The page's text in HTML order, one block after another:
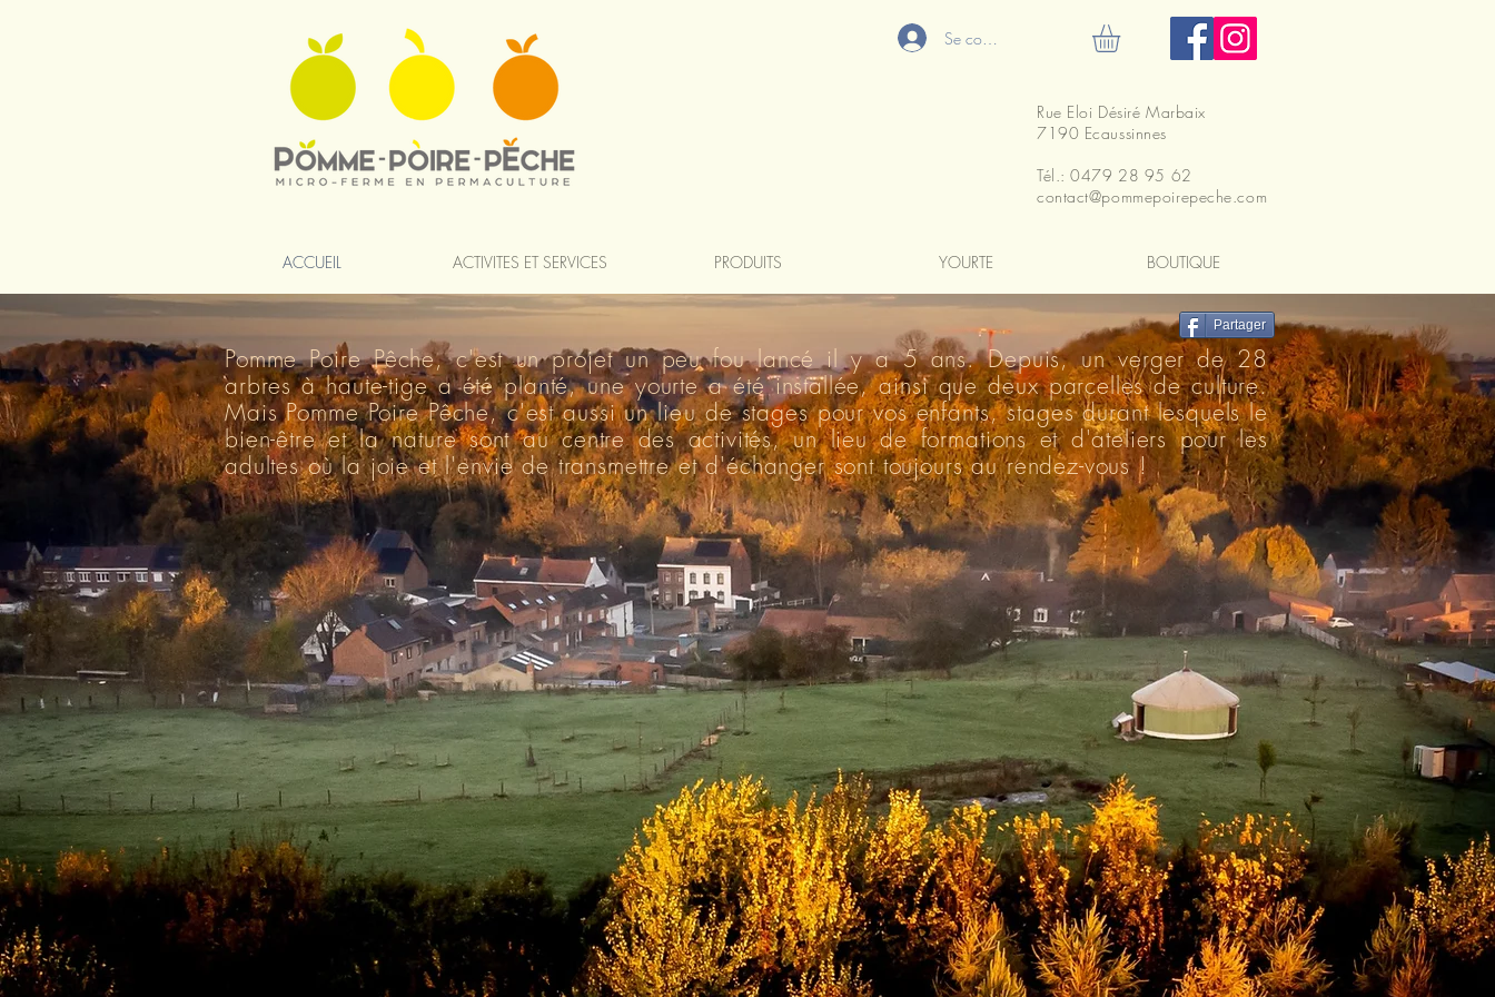
Se connecter
Rue Eloi Désiré Marbaix
7190 Ecaussinnes
Tél.: 0479 28 95 62
contact@pommepoirepeche.com
ACCUEIL ACTIVITES ET SERVICES PRODUITS YOURTE BOUTIQUE
Partager
Pomme Poire Pêche, c'est un projet un peu fou lancé il y a 5 ans. Depuis, un verger de 28
arbres à haute-tige a été planté, une yourte a été installée, ainsi que deux parcelles de culture.
Mais Pomme Poire Pêche, c'est aussi unlieude stages pour vos enfants, stages durant lesquels le
bien-être et la nature sont au centre des activités, un lieu de formations et d'ateliers pour les
adultes où la joie et l'envie de transmettre et d'échanger sont toujours au rendez-vous !